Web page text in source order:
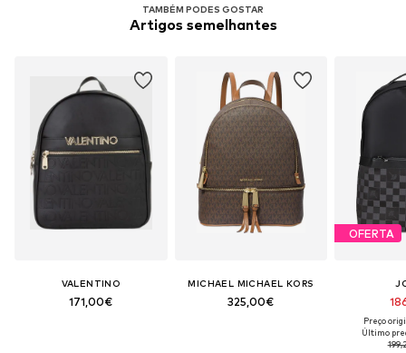
TAMBÉM PODES GOSTAR
Artigos semelhantes
VALENTINO
171,00€
MICHAEL MICHAEL KORS
325,00€
OFERTA
Preço
Último